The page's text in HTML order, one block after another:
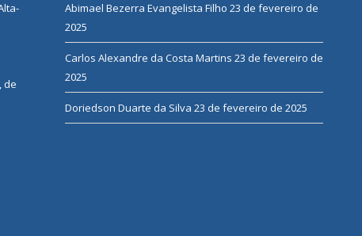
de
Abimael Bezerra Evangelista Filho 23 de fevereiro de
2025
Carlos Alexandre da Costa Martins 23 de fevereiro de
2025
Doriedson Duarte da Silva 23 de fevereiro de 2025